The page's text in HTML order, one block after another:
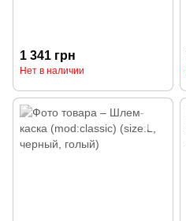
1 341 грн
Нет в наличии